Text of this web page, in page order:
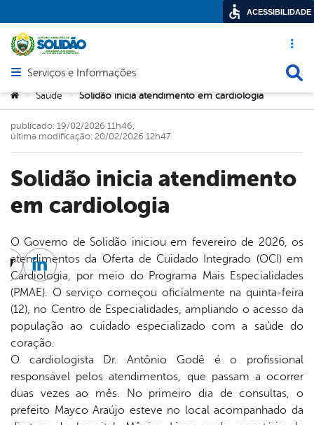
Acesso
Abrir menu principal de navegação
Serviços e Informações
Você está aqui:
> Saúde > Solidão inicia atendimento em cardiologia
Solidão inicia atendimento
em cardiologia
publicado: 19/02/2026 11h46,
última modificação: 20/02/2026 12h47
O Governo de Solidão iniciou em fevereiro de 2026, os
atendimentos da Oferta de Cuidado Integrado (OCI) em
Cardiologia, por meio do Programa Mais Especialidades
(PMAE). O serviço começou oficialmente na quinta-feira
(12), no Centro de Especialidades, ampliando o acesso da
população ao cuidado especializado com a saúde do
coração.
O cardiologista Dr. Antônio Godê é o profissional
responsável pelos atendimentos, que passam a ocorrer
duas vezes ao mês. No primeiro dia de consultas, o
prefeito Mayco Araújo esteve no local acompanhado da
TwitterLinkedin
ACESSIBILIDADE